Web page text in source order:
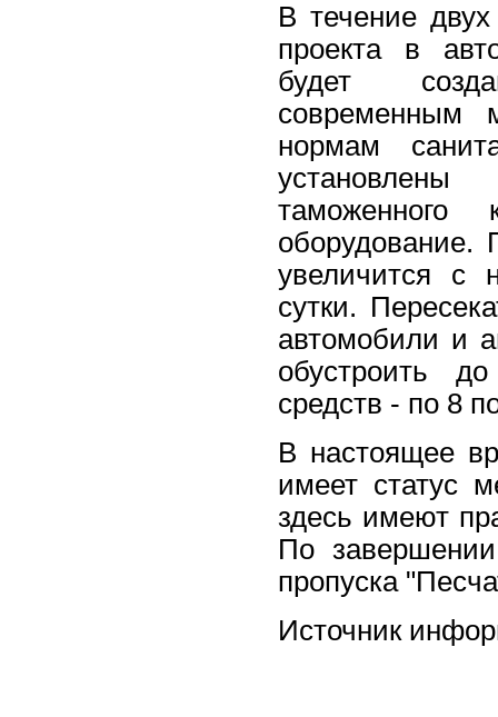
В течение
проекта в
будет
современным
нормам
установлены
таможенного
оборудование.
увеличится с
сутки.
автомобили и
обустроить
средств - по 8
В настоящее
имеет статус
здесь имеют
По
пропуска
Источник